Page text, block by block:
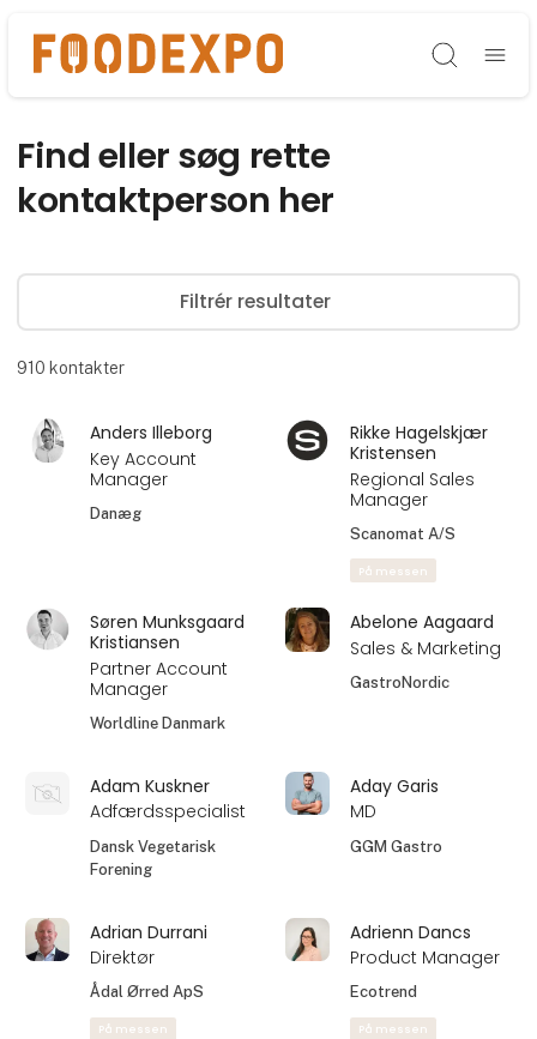
Søg
Find eller søg rette
kontaktperson her
Filtrér resultater
910 kontakter
Anders Illeborg
Key Account
Manager
Danæg
Rikke Hagelskjær
Kristensen
Regional Sales
Manager
Scanomat A/S
På messen
Søren Munksgaard
Kristiansen
Partner Account
Manager
Worldline Danmark
Abelone Aagaard
Sales & Marketing
GastroNordic
Adam Kuskner
Adfærdsspecialist
Dansk Vegetarisk
Forening
Aday Garis
MD
GGM Gastro
Adrian Durrani
Direktør
Ådal Ørred ApS
På messen
Adrienn Dancs
Product Manager
Ecotrend
På messen